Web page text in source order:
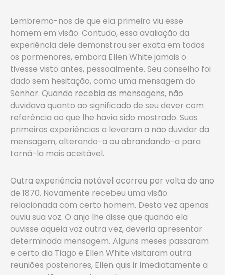
Lembremo-nos de que ela primeiro viu esse
homem em visão. Contudo, essa avaliação da
experiência dele demonstrou ser exata em todos
os pormenores, embora Ellen White jamais o
tivesse visto antes, pessoalmente. Seu conselho foi
dado sem hesitação, como uma mensagem do
Senhor. Quando recebia as mensagens, não
duvidava quanto ao significado de seu dever com
referência ao que lhe havia sido mostrado. Suas
primeiras experiências a levaram a não duvidar da
mensagem, alterando-a ou abrandando-a para
torná-la mais aceitável.
Outra experiência notável ocorreu por volta do ano
de 1870. Novamente recebeu uma visão
relacionada com certo homem. Desta vez apenas
ouviu sua voz. O anjo lhe disse que quando ela
ouvisse aquela voz outra vez, deveria apresentar
determinada mensagem. Alguns meses passaram
e certo dia Tiago e Ellen White visitaram outra
reuniões posteriores, Ellen quis ir imediatamente a